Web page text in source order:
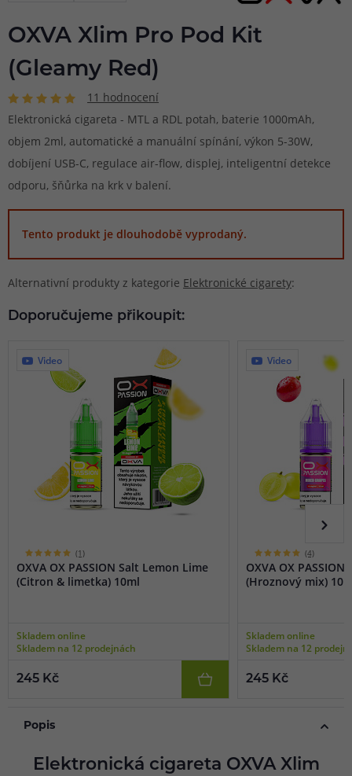
OXVA Xlim Pro Pod Kit
(Gleamy Red)
11 hodnocení
Elektronická cigareta - MTL a RDL potah, baterie 1000mAh,
objem 2ml, automatické a manuální spínání, výkon 5-30W,
dobíjení USB-C, regulace air-flow, displej, inteligentní detekce
odporu, šňůrka na krk v balení.
Tento produkt je dlouhodobě vyprodaný.
Alternativní produkty z kategorie Elektronické cigarety:
Doporučujeme přikoupit:
Video
(1)
OXVA OX PASSION Salt Lemon Lime
(Citron & limetka) 10ml
Skladem online
Skladem na 12 prodejnách
245 Kč
Video
(4)
OXVA OX
(Hroznový mix)
Skladem online
Skladem na 12
245 Kč
Popis
Elektronická cigareta OXVA Xlim